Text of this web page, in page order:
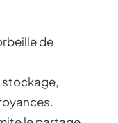
de
stockage,